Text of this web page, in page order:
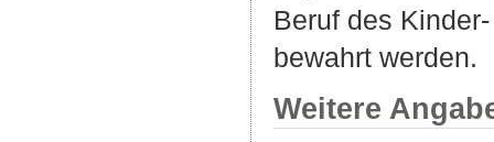
Beruf des
bewahrt werden.
Weitere